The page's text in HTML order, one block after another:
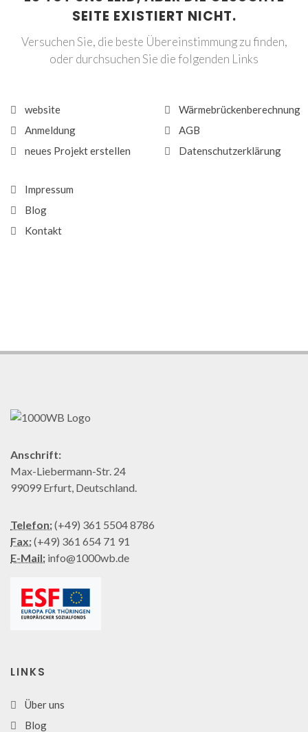
SEITE EXISTIERT NICHT.
Versuchen Sie, die beste Übereinstimmung zu finden,
oder durchsuchen Sie die folgenden Links
website
Anmeldung
neues Projekt erstellen
Wärmebrückenberechnung
AGB
Datenschutzerklärung
Impressum
Blog
Kontakt
Anschrift:
Max-Liebermann-Str. 24
99099 Erfurt, Deutschland.
Telefon:(+49) 361 5504 8786
Fax:(+49) 361 654 71 91
E-Mail: info@1000wb.de
LINKS
Über uns
Blog